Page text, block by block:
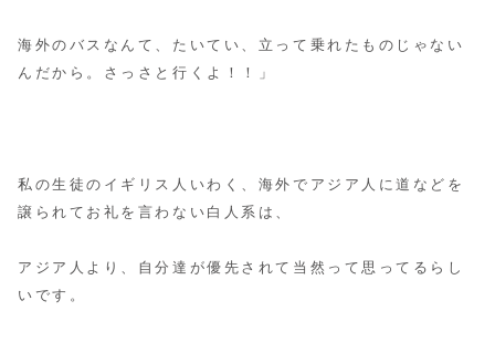
海外のバスなんて、たいてい、立って乗れたものじゃない
んだから。さっさと行くよ！！」
私の生徒のイギリス人いわく、海外でアジア人に道などを
譲られてお礼を言わない白人系は、
アジア人より、自分達が優先されて当然って思ってるらし
いです。